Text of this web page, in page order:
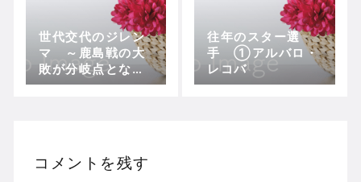
世代交代のジレン
マ ～鹿島戦の大
敗が分岐点となり
皆川を抜擢〜
往年のスター選
手 ①アルバロ・
レコバ
コメントを残す